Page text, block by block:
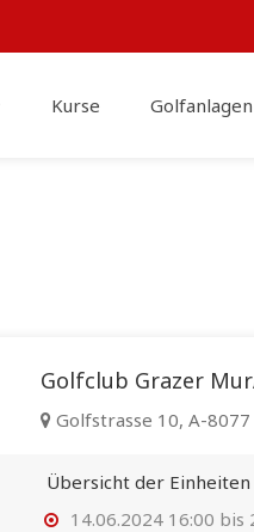
Kurse Golfanlagen
Golfclub Grazer
Golfstrasse 10, A-
Übersicht der Einheiten
14.06.2024 16:00 bis